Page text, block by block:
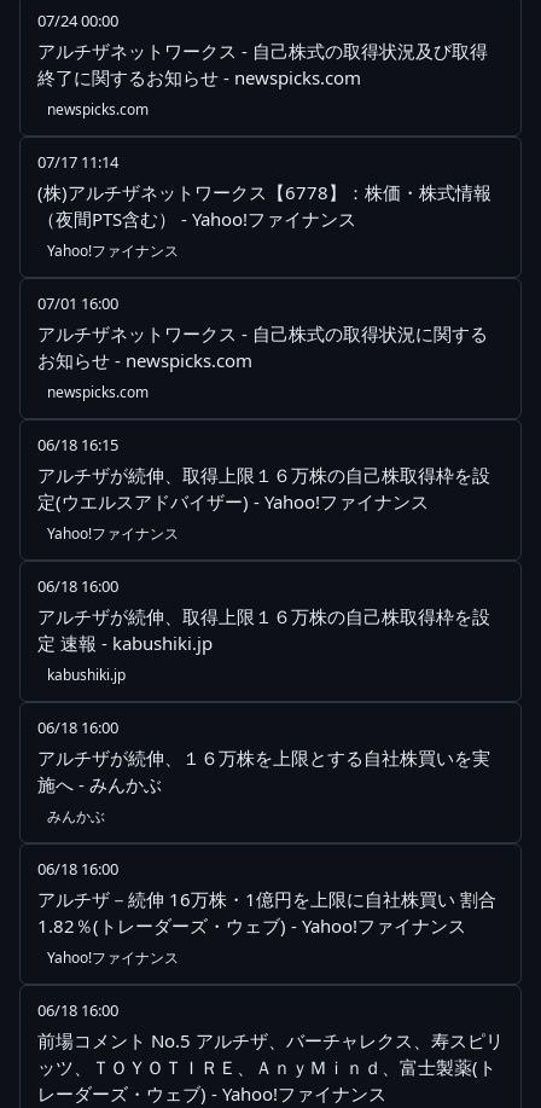
07/24 00:00
アルチザネットワークス - 自己株式の取得状況及び取得
終了に関するお知らせ - newspicks.com
newspicks.com
07/17 11:14
(株)アルチザネットワークス【6778】：株価・株式情報
（夜間PTS含む） - Yahoo!ファイナンス
Yahoo!ファイナンス
07/01 16:00
アルチザネットワークス - 自己株式の取得状況に関する
お知らせ - newspicks.com
newspicks.com
06/18 16:15
アルチザが続伸、取得上限１６万株の自己株取得枠を設
定(ウエルスアドバイザー) - Yahoo!ファイナンス
Yahoo!ファイナンス
06/18 16:00
アルチザが続伸、取得上限１６万株の自己株取得枠を設
定 速報 - kabushiki.jp
kabushiki.jp
06/18 16:00
アルチザが続伸、１６万株を上限とする自社株買いを実
施へ - みんかぶ
みんかぶ
06/18 16:00
アルチザ－続伸 16万株・1億円を上限に自社株買い 割合
1.82％(トレーダーズ・ウェブ) - Yahoo!ファイナンス
Yahoo!ファイナンス
06/18 16:00
前場コメント No.5 アルチザ、バーチャレクス、寿スピリ
ッツ、ＴＯＹＯＴＩＲＥ、ＡｎｙＭｉｎｄ、富士製薬(ト
レーダーズ・ウェブ) - Yahoo!ファイナンス